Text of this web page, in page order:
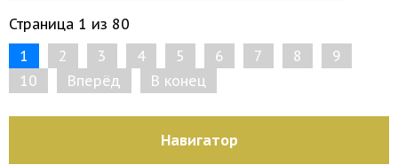
Страница 1 из 80
1
2 3 4 5 6 7 8
9
10
Вперёд В конец
Навигатор